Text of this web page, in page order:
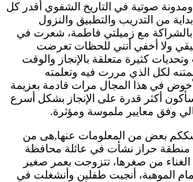
صوتية في التاريخ الشفوي أقدر كل
من التدريب والتطبيق والنزول
بالشراكة مع زميلتي فاطمة، شعرت في
ولا أخفي أنني للحظات تعرضت
كثيرة متعلقة بالإنجاز والوقت
لكل الذي مررت فيه وتعلمته
في هذا المجال مرات قادمة بعزيمة
أكثر قدرة على الإنجاز بشكل أسرع
وفق معايير ملموسة ومؤثرة.
بعض من المعلومات عنها,هى من
منطقة حراز نشأت في عائلة محافظة
من صغرها، تتزوجت بعمر صغير
الموهبة، أنجبت طفلين وأنشغلت في